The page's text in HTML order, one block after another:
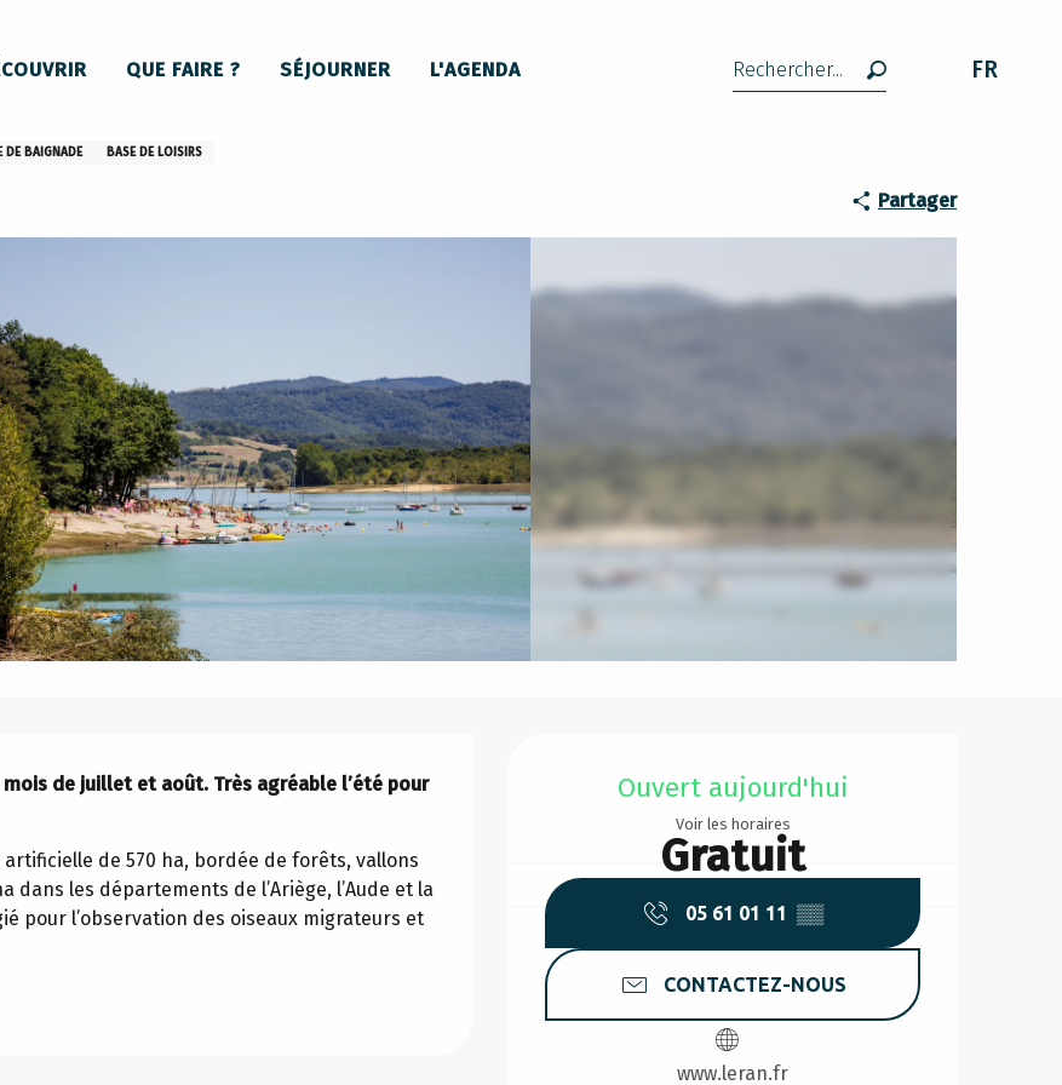
Recherche FR
QUE FAIRE ? SÉJOURNER L'AGENDA
DE BAIGNADE BASE DE LOISIRS
Partager
Ouvert aujourd'hui
Voir les horaires
Gratuit
05 61 01 11 ▒▒
CONTACTEZ-NOUS
www.leran.fr
de juillet et août. Très agréable l’été pour
de 570 ha, bordée de forêts, vallons
les départements de l’Ariège, l’Aude et la
pour l’observation des oiseaux migrateurs et